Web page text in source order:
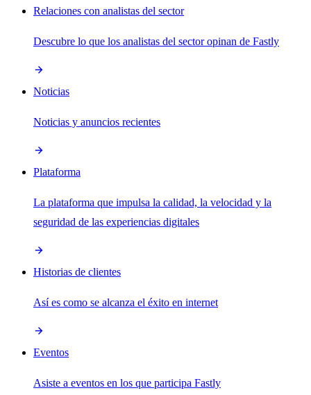
Relaciones con analistas del sector
Descubre lo que los analistas del sector opinan de Fastly
Noticias
Noticias y anuncios recientes
Plataforma
La plataforma que impulsa la calidad, la velocidad y la
seguridad de las experiencias digitales
Historias de clientes
Así es como se alcanza el éxito en internet
Eventos
Asiste a eventos en los que participa Fastly